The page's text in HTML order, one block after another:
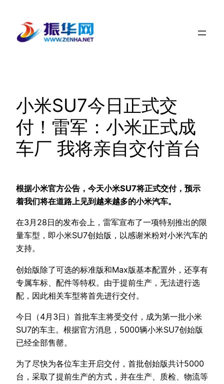
小米SU7今日正式交
付！雷军：小米正式成
车厂 我将亲自交付首台
根据小米官方公告，今天小米SU7将正式交付，预示
着我们将在道路上见到越来越多的小米汽车。
在3月28日的发布会上，雷军宣布了一项特别推出的限
量车型，即小米SU7创始版，以感谢米粉对小米汽车的
支持。
创始版除了可选的标准版和Max版基本配置外，还享有
专属车标、配件等特权。由于提前生产，无法进行选
配，因此相关车型将首先进行交付。
今日（4月3日）首批车主将受交付，成为第一批小米
SU7的车主。根据官方消息，5000辆小米SU7创始版
已经全部售罄。
为了尽快为各位车主开启交付，首批创始版共计5000
台，采取了提前生产的方式，并在生产、质检、物流等